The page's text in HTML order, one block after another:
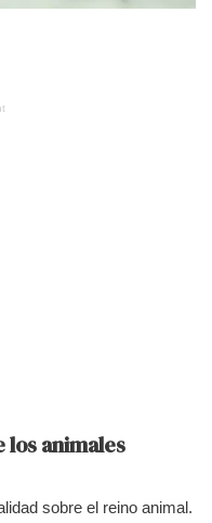
los animales
sobre el reino animal.